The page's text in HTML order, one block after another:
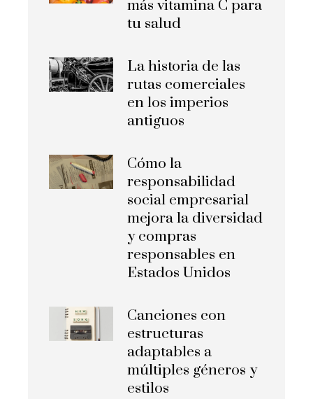
más vitamina C para
tu salud
La historia de las
rutas comerciales
en los imperios
antiguos
Cómo la
responsabilidad
social empresarial
mejora la diversidad
y compras
responsables en
Estados Unidos
Canciones con
estructuras
adaptables a
múltiples géneros y
estilos